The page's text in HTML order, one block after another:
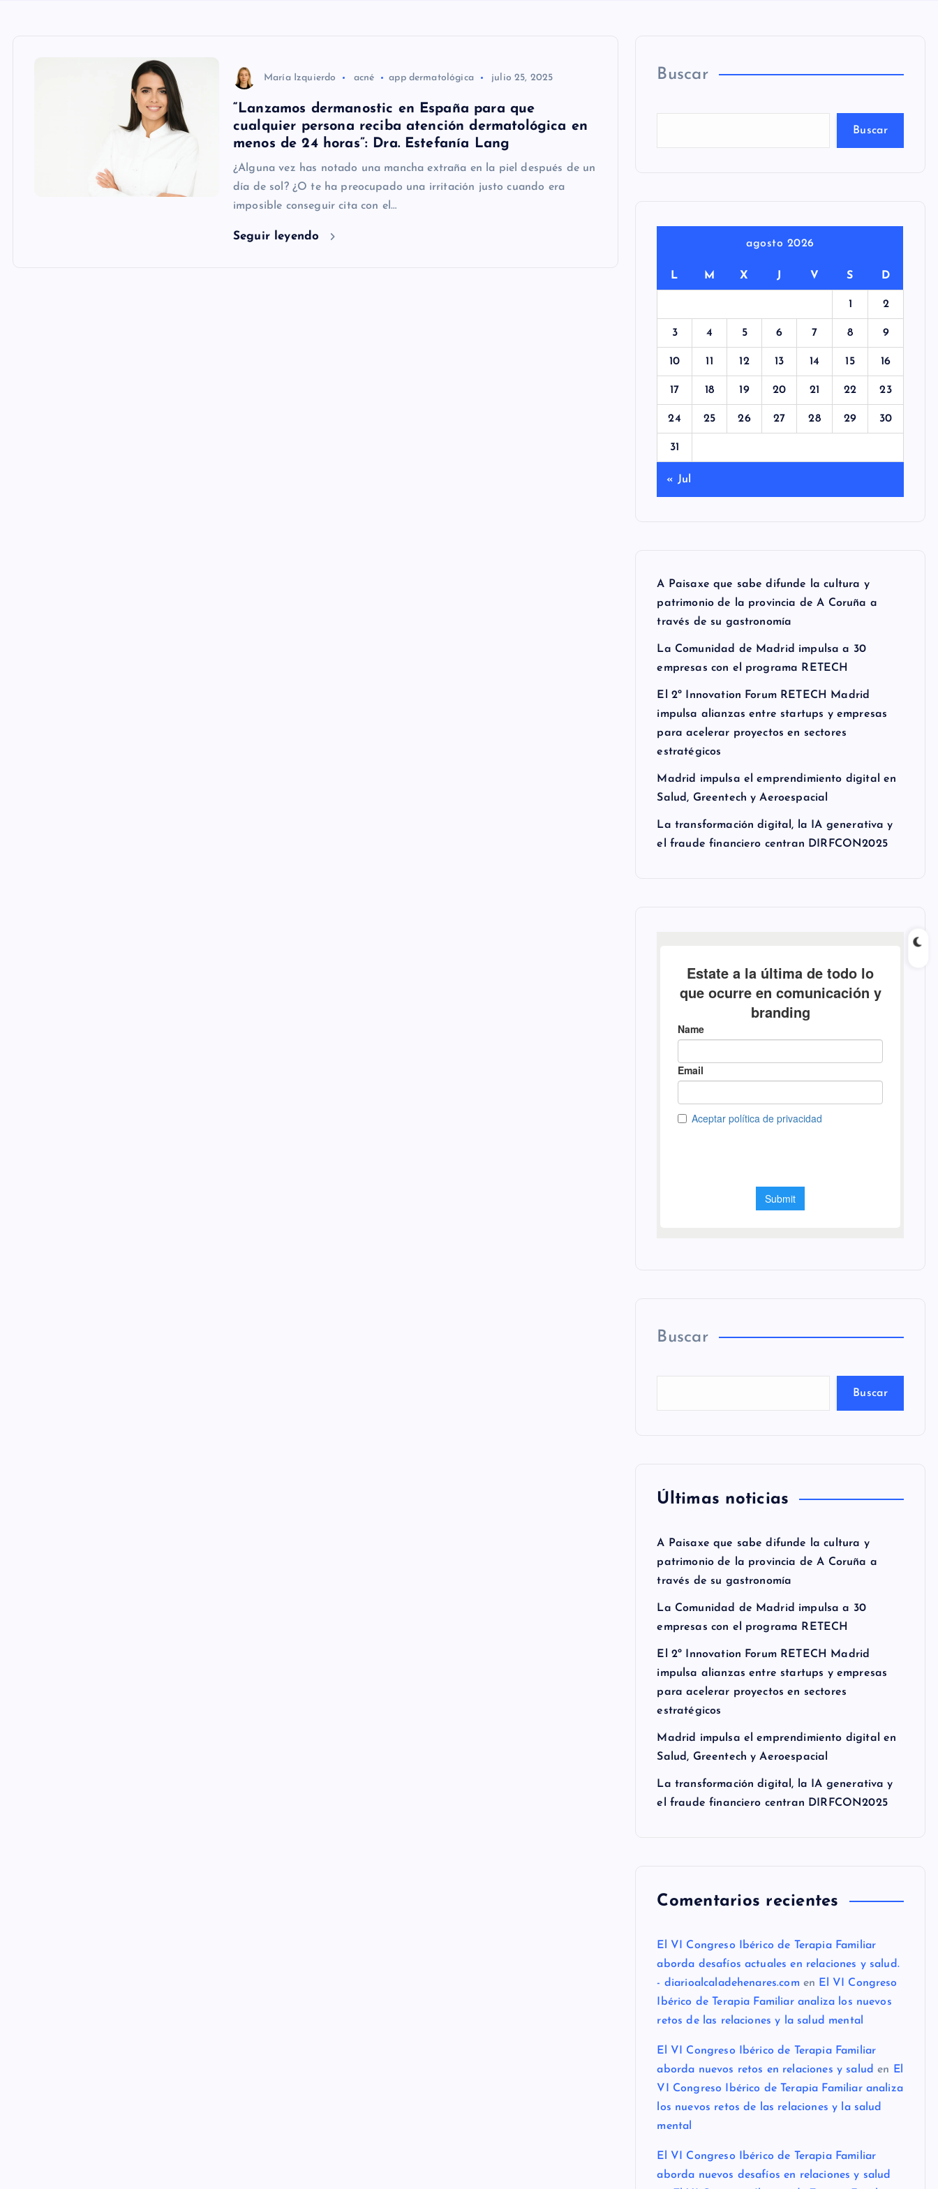
María Izquierdo acné app dermatológica julio 25, 2025
“Lanzamos dermanostic en España para que
cualquier persona reciba atención dermatológica en
menos de 24 horas”: Dra. Estefanía Lang
¿Alguna vez has notado una mancha extraña en la piel después de un
día de sol? ¿O te ha preocupado una irritación justo cuando era
imposible conseguir cita con el…
Seguir leyendo
Buscar
Buscar
agosto 2026
L M X J V S D
1 2
3 4 5 6 7 8 9
10 11 12 13 14 15 16
17 18 19 20 21 22 23
24 25 26 27 28 29 30
31
« Jul
A Paisaxe que sabe difunde la cultura y
patrimonio de la provincia de A Coruña a
través de su gastronomía
La Comunidad de Madrid impulsa a 30
empresas con el programa RETECH
El 2º Innovation Forum RETECH Madrid
impulsa alianzas entre startups y empresas
para acelerar proyectos en sectores
estratégicos
Madrid impulsa el emprendimiento digital en
Salud, Greentech y Aeroespacial
La transformación digital, la IA generativa y
el fraude financiero centran DIRFCON2025
Buscar
Buscar
Últimas noticias
A Paisaxe que sabe difunde la cultura y
patrimonio de la provincia de A Coruña a
través de su gastronomía
La Comunidad de Madrid impulsa a 30
empresas con el programa RETECH
El 2º Innovation Forum RETECH Madrid
impulsa alianzas entre startups y empresas
para acelerar proyectos en sectores
estratégicos
Madrid impulsa el emprendimiento digital en
Salud, Greentech y Aeroespacial
La transformación digital, la IA generativa y
el fraude financiero centran DIRFCON2025
Comentarios recientes
El VI Congreso Ibérico de Terapia Familiar
aborda desafíos actuales en relaciones y salud.
- diarioalcaladehenares.com en El VI Congreso
Ibérico de Terapia Familiar analiza los nuevos
retos de las relaciones y la salud mental
El VI Congreso Ibérico de Terapia Familiar
aborda nuevos retos en relaciones y salud en
El
VI Congreso Ibérico de Terapia Familiar analiza
los nuevos retos de las relaciones y la salud
mental
El VI Congreso Ibérico de Terapia Familiar
aborda nuevos desafíos en relaciones y salud